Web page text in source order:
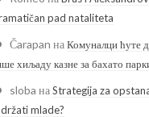
pad nataliteta
Čarapan наКомуналци ћуте
хиљаду казне за бахато
sloba наStrategija za
mlade?